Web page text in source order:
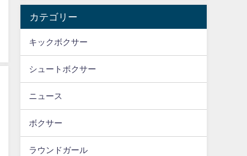
カテゴリー
キックボクサー
シュートボクサー
ニュース
ボクサー
ラウンドガール